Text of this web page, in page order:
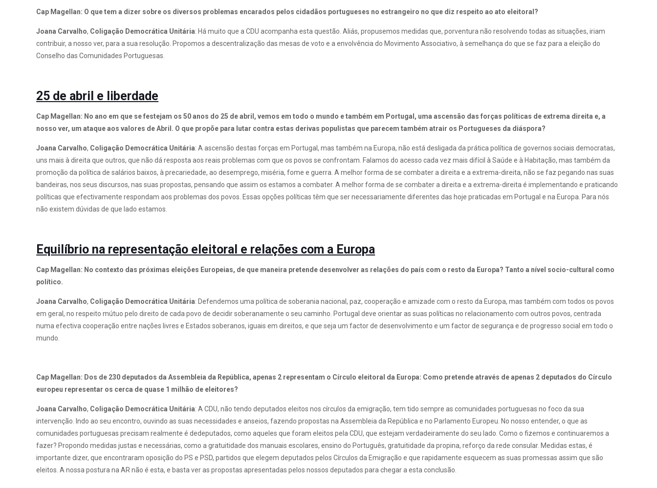
Cap Magellan: O que tem a dizer sobre os diversos problemas encarados pelos cidadãos portugueses no estrangeiro no que diz respeito ao ato eleitoral?
Joana Carvalho, Coligação Democrática Unitária: Há muito que a CDU acompanha esta questão. Aliás, propusemos medidas que, porventura não resolvendo todas as situações, iriam
contribuir, a nosso ver, para a sua resolução. Propomos a descentralização das mesas de voto e a envolvência do Movimento Associativo, à semelhança do que se faz para a eleição do
Conselho das Comunidades Portuguesas.
25 de abril e liberdade
Cap Magellan: No ano em que se festejam os 50 anos do 25 de abril, vemos em todo o mundo e também em Portugal, uma ascensão das forças políticas de extrema direita e, a
nosso ver, um ataque aos valores de Abril. O que propõe para lutar contra estas derivas populistas que parecem também atrair os Portugueses da diáspora?
Joana Carvalho, Coligação Democrática Unitária: A ascensão destas forças em Portugal, mas também na Europa, não está desligada da prática política de governos sociais democratas,
uns mais à direita que outros, que não dá resposta aos reais problemas com que os povos se confrontam. Falamos do acesso cada vez mais difícil à Saúde e à Habitação, mas também da
promoção da política de salários baixos, à precariedade, ao desemprego, miséria, fome e guerra. A melhor forma de se combater a direita e a extrema-direita, não se faz pegando nas suas
bandeiras, nos seus discursos, nas suas propostas, pensando que assim os estamos a combater. A melhor forma de se combater a direita e a extrema-direita é implementando e praticando
políticas que efectivamente respondam aos problemas dos povos. Essas opções políticas têm que ser necessariamente diferentes das hoje praticadas em Portugal e na Europa. Para nós
não existem dúvidas de que lado estamos.
Equilíbrio na representação eleitoral e relações com a Europa
Cap Magellan: No contexto das próximas eleições Europeias, de que maneira pretende desenvolver as relações do país com o resto da Europa? Tanto a nível socio-cultural como
político.
Joana Carvalho, Coligação Democrática Unitária: Defendemos uma política de soberania nacional, paz, cooperação e amizade com o resto da Europa, mas também com todos os povos
em geral, no respeito mútuo pelo direito de cada povo de decidir soberanamente o seu caminho. Portugal deve orientar as suas políticas no relacionamento com outros povos, centrada
numa efectiva cooperação entre nações livres e Estados soberanos, iguais em direitos, e que seja um factor de desenvolvimento e um factor de segurança e de progresso social em todo o
mundo.
Cap Magellan: Dos de 230 deputados da Assembleia da República, apenas 2 representam o Círculo eleitoral da Europa: Como pretende através de apenas 2 deputados do Círculo
europeu representar os cerca de quase 1 milhão de eleitores?
Joana Carvalho, Coligação Democrática Unitária: A CDU, não tendo deputados eleitos nos círculos da emigração, tem tido sempre as comunidades portuguesas no foco da sua
intervenção. Indo ao seu encontro, ouvindo as suas necessidades e anseios, fazendo propostas na Assembleia da República e no Parlamento Europeu. No nosso entender, o que as
comunidades portuguesas precisam realmente é dedeputados, como aqueles que foram eleitos pela CDU, que estejam verdadeiramente do seu lado. Como o fizemos e continuaremos a
fazer? Propondo medidas justas e necessárias, como a gratuitidade dos manuais escolares, ensino do Português, gratuitidade da propina, reforço da rede consular. Medidas estas, é
importante dizer, que encontraram oposição do PS e PSD, partidos que elegem deputados pelos Círculos da Emigração e que rapidamente esquecem as suas promessas assim que são
eleitos. A nossa postura na AR não é esta, e basta ver as propostas apresentadas pelos nossos deputados para chegar a esta conclusão.